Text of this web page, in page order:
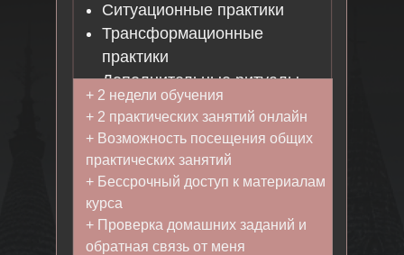
Ситуационные практики
Трансформационные
практики
Дополнительные ритуалы
+ 2 недели обучения
+ 2 практических занятий онлайн
+ Возможность посещения общих
практических занятий
+ Бессрочный доступ к материалам
курса
+ Проверка домашних заданий и
обратная связь от меня